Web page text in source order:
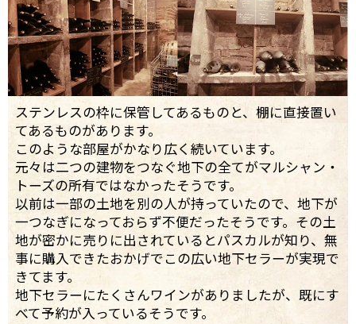
ステンレスの枠に保管してあるものと、棚に直接置い
てあるものがあります。
このような部屋がかなり広く続いています。
元々は二つの建物をつなぐ地下の全てがマルシャン・
トーズの所有ではなかったそうです。
以前は一部の土地を別の人が持っていたので、地下が
一つなぎになっておらず不便だったそうです。その土
地が密かに売りに出されているとパスカルが知り、無
事に購入できたおかげでこの広い地下セラーが実現で
きてます。
地下セラーにたくさんワインがありましたが、既にす
べて予約が入っているそうです。